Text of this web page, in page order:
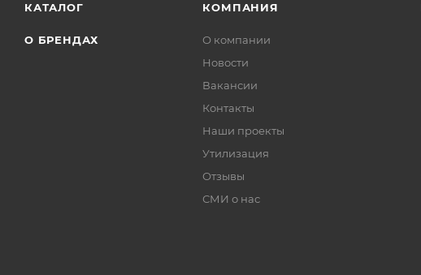
КАТАЛОГ
О БРЕНДАХ
КОМПАНИЯ
О компании
Новости
Вакансии
Контакты
Наши проекты
Утилизация
Отзывы
СМИ о нас